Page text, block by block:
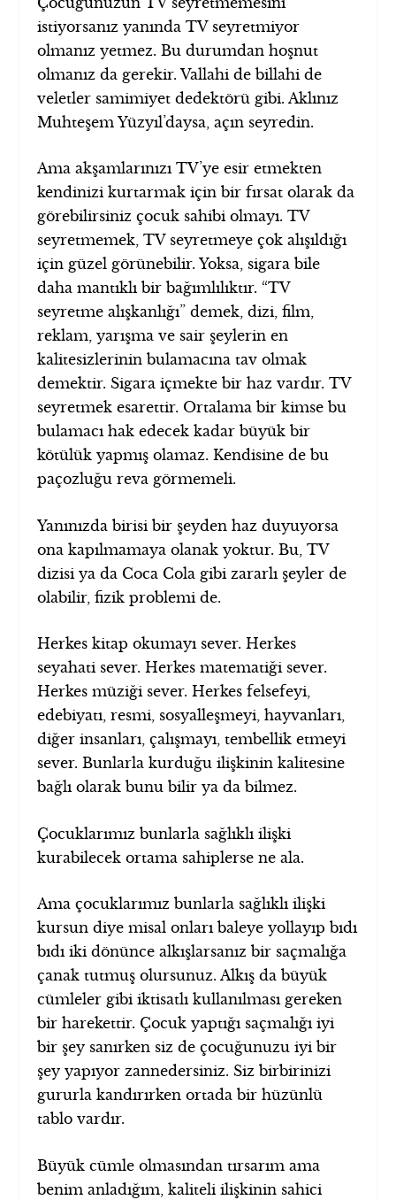
istiyorsanız yanında TV seyretmiyor
olmanız yetmez. Bu durumdan hoşnut
olmanız da gerekir. Vallahi de billahi de
veletler samimiyet dedektörü gibi. Aklınız
Muhteşem Yüzyıl’daysa, açın seyredin.
Ama akşamlarınızı TV’ye esir etmekten
kendinizi kurtarmak için bir fırsat olarak da
görebilirsiniz çocuk sahibi olmayı. TV
seyretmemek, TV seyretmeye çok alışıldığı
için güzel görünebilir. Yoksa, sigara bile
daha mantıklı bir bağımlılıktır. “TV
seyretme alışkanlığı” demek, dizi, film,
reklam, yarışma ve sair şeylerin en
kalitesizlerinin bulamacına tav olmak
demektir. Sigara içmekte bir haz vardır. TV
seyretmek esarettir. Ortalama bir kimse bu
bulamacı hak edecek kadar büyük bir
kötülük yapmış olamaz. Kendisine de bu
paçozluğu reva görmemeli.
Yanınızda birisi bir şeyden haz duyuyorsa
ona kapılmamaya olanak yoktur. Bu, TV
dizisi ya da Coca Cola gibi zararlı şeyler de
olabilir, fizik problemi de.
Herkes kitap okumayı sever. Herkes
seyahati sever. Herkes matematiği sever.
Herkes müziği sever. Herkes felsefeyi,
edebiyatı, resmi, sosyalleşmeyi, hayvanları,
diğer insanları, çalışmayı, tembellik etmeyi
sever. Bunlarla kurduğu ilişkinin kalitesine
bağlı olarak bunu bilir ya da bilmez.
Çocuklarımız bunlarla sağlıklı ilişki
kurabilecek ortama sahiplerse ne ala.
Ama çocuklarımız bunlarla sağlıklı ilişki
kursun diye misal onları baleye yollayıp bıdı
bıdı iki dönünce alkışlarsanız bir saçmalığa
çanak tutmuş olursunuz. Alkış da büyük
cümleler gibi iktisatlı kullanılması gereken
bir harekettir. Çocuk yaptığı saçmalığı iyi
bir şey sanırken siz de çocuğunuzu iyi bir
şey yapıyor zannedersiniz. Siz birbirinizi
gururla kandırırken ortada bir hüzünlü
tablo vardır.
Büyük cümle olmasından tırsarım ama
benim anladığım, kaliteli ilişkinin sahici